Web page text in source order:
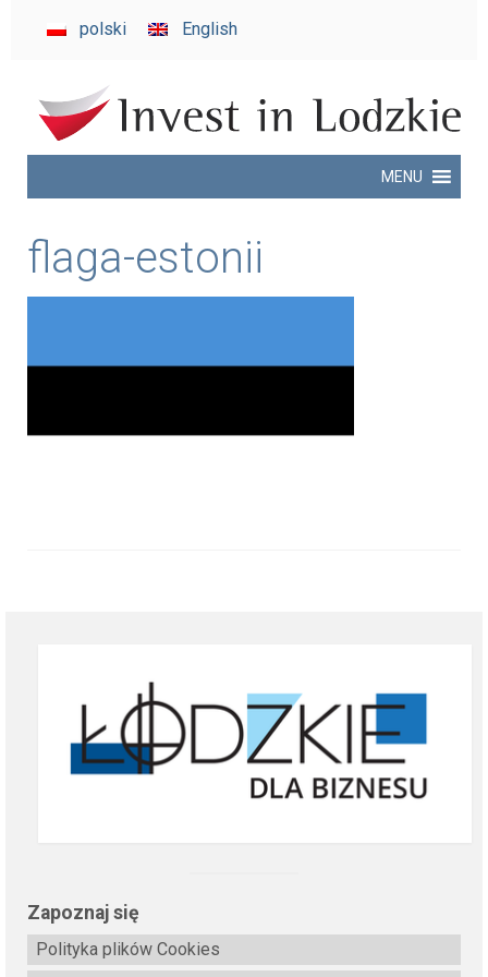
invest
Lodzkie
polski English
MENU
flaga-estonii
Zapoznaj się
Polityka plików Cookies